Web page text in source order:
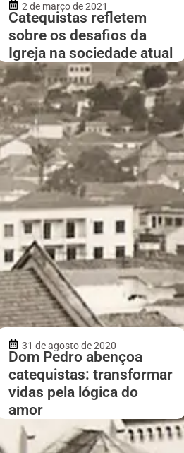
2 de março de 2021
Catequistas refletem
sobre os desafios da
Igreja na sociedade atual
31 de agosto de 2020
Dom Pedro abençoa
catequistas: transformar
vidas pela lógica do
amor